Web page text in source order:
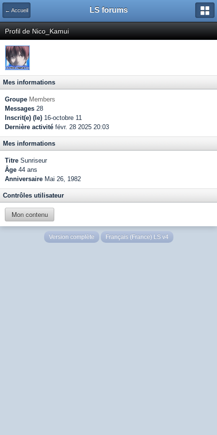
← Accueil LS forums
Profil de Nico_Kamui
Mes informations
Groupe Members
Messages 28
Inscrit(e) (le) 16-octobre 11
Dernière activité févr. 28 2025 20:03
Mes informations
Titre Sunriseur
Âge 44 ans
Anniversaire Mai 26, 1982
Contrôles utilisateur
Mon contenu
Version complète Français (France) LS v4